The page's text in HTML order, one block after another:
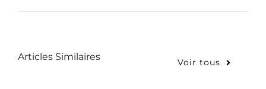
Articles Similaires Voir tous